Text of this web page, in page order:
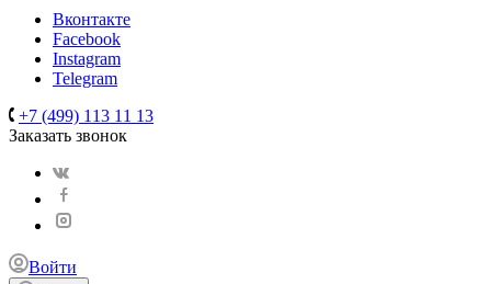
Вконтакте
Facebook
Instagram
Telegram
+7 (499) 113 11 13
Заказать звонок
Войти